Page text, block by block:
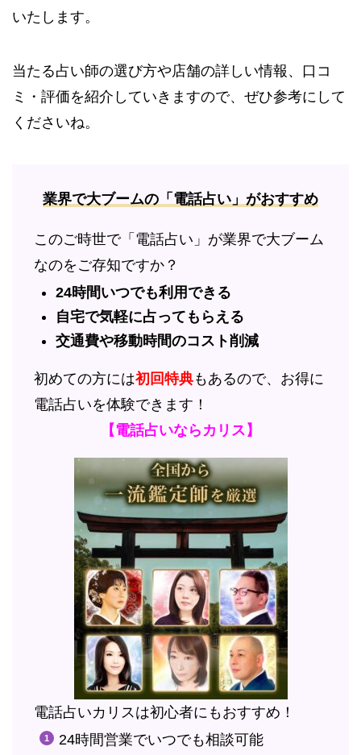
いたします。
当たる占い師の選び方や店舗の詳しい情報、口コ
ミ・評価を紹介していきますので、ぜひ参考にして
くださいね。
業界で大ブームの「電話占い」がおすすめ
このご時世で「電話占い」が業界で大ブーム
なのをご存知ですか？
24時間いつでも利用できる
自宅で気軽に占ってもらえる
交通費や移動時間のコスト削減
初めての方には初回特典もあるので、お得に
電話占いを体験できます！
【電話占いならカリス】
電話占いカリスは初心者にもおすすめ！
24時間営業でいつでも相談可能